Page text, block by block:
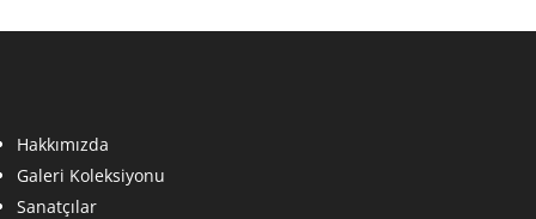
Hakkımızda
Galeri Koleksiyonu
Sanatçılar